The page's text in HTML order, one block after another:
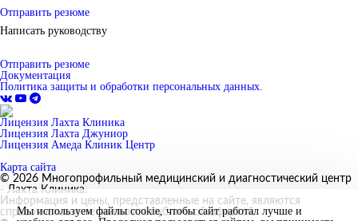
Отправить резюме
Написать руководству
Отправить резюме
Документация
Политика защиты и обработки персональных данных.
Лицензия Лахта Клиника
Лицензия Лахта Джуниор
Лицензия Амеда Клиник Центр
Карта сайта
© 2026 Многопрофильный медицинский и диагностический центр
- Лахта Клиника.
Информация и цены, представленные на сайте, являются
справочными и не являются публичной офертой.
Мы используем файлы cookie, чтобы сайт работал лучше и